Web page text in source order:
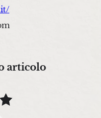
articolo